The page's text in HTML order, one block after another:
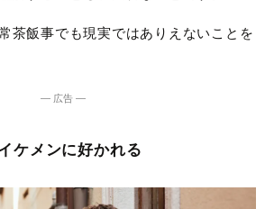
茶飯事でも現実ではありえないことを
― 広告 ―
ケメンに好かれる